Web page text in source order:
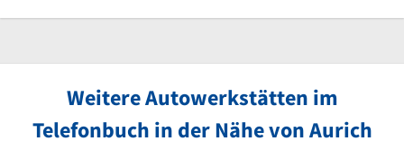
Weitere Autowerkstätten im
Telefonbuch in der Nähe von Aurich